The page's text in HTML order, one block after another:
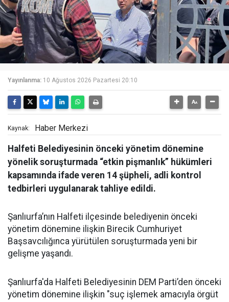
Yayınlanma: 10 Ağustos 2026 Pazartesi 20:10
Kaynak: Haber Merkezi
Halfeti Belediyesinin önceki yönetim dönemine
yönelik soruşturmada “etkin pişmanlık” hükümleri
kapsamında ifade veren 14 şüpheli, adli kontrol
tedbirleri uygulanarak tahliye edildi.
Şanlıurfa’nın Halfeti ilçesinde belediyenin önceki
yönetim dönemine ilişkin Birecik Cumhuriyet
Başsavcılığınca yürütülen soruşturmada yeni bir
gelişme yaşandı.
Şanlıurfa'da Halfeti Belediyesinin DEM Parti’den önceki
yönetim dönemine ilişkin "suç işlemek amacıyla örgüt